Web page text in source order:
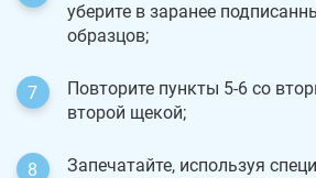
уберите в заранее
образцов;
Повторите пункты 5-6 со
второй щекой;
Запечатайте, используя